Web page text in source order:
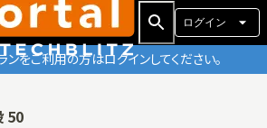
ログイン
をご利用の方はログインしてください。
50